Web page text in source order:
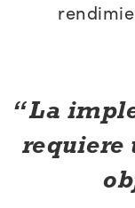
La
requiere